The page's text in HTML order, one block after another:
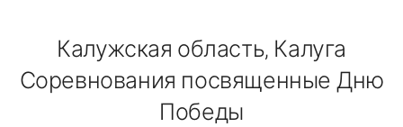
Калужская область, Калуга
Соревнования посвященные Дню
Победы